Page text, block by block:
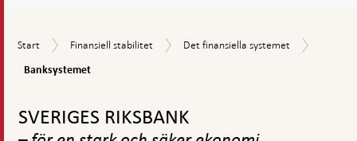
Start
Start
Finansiell
Finansiell stabilitet
Det
Det finansiella systemet
Banksystemet
toppnavigation
SVERIGES RIKSBANK